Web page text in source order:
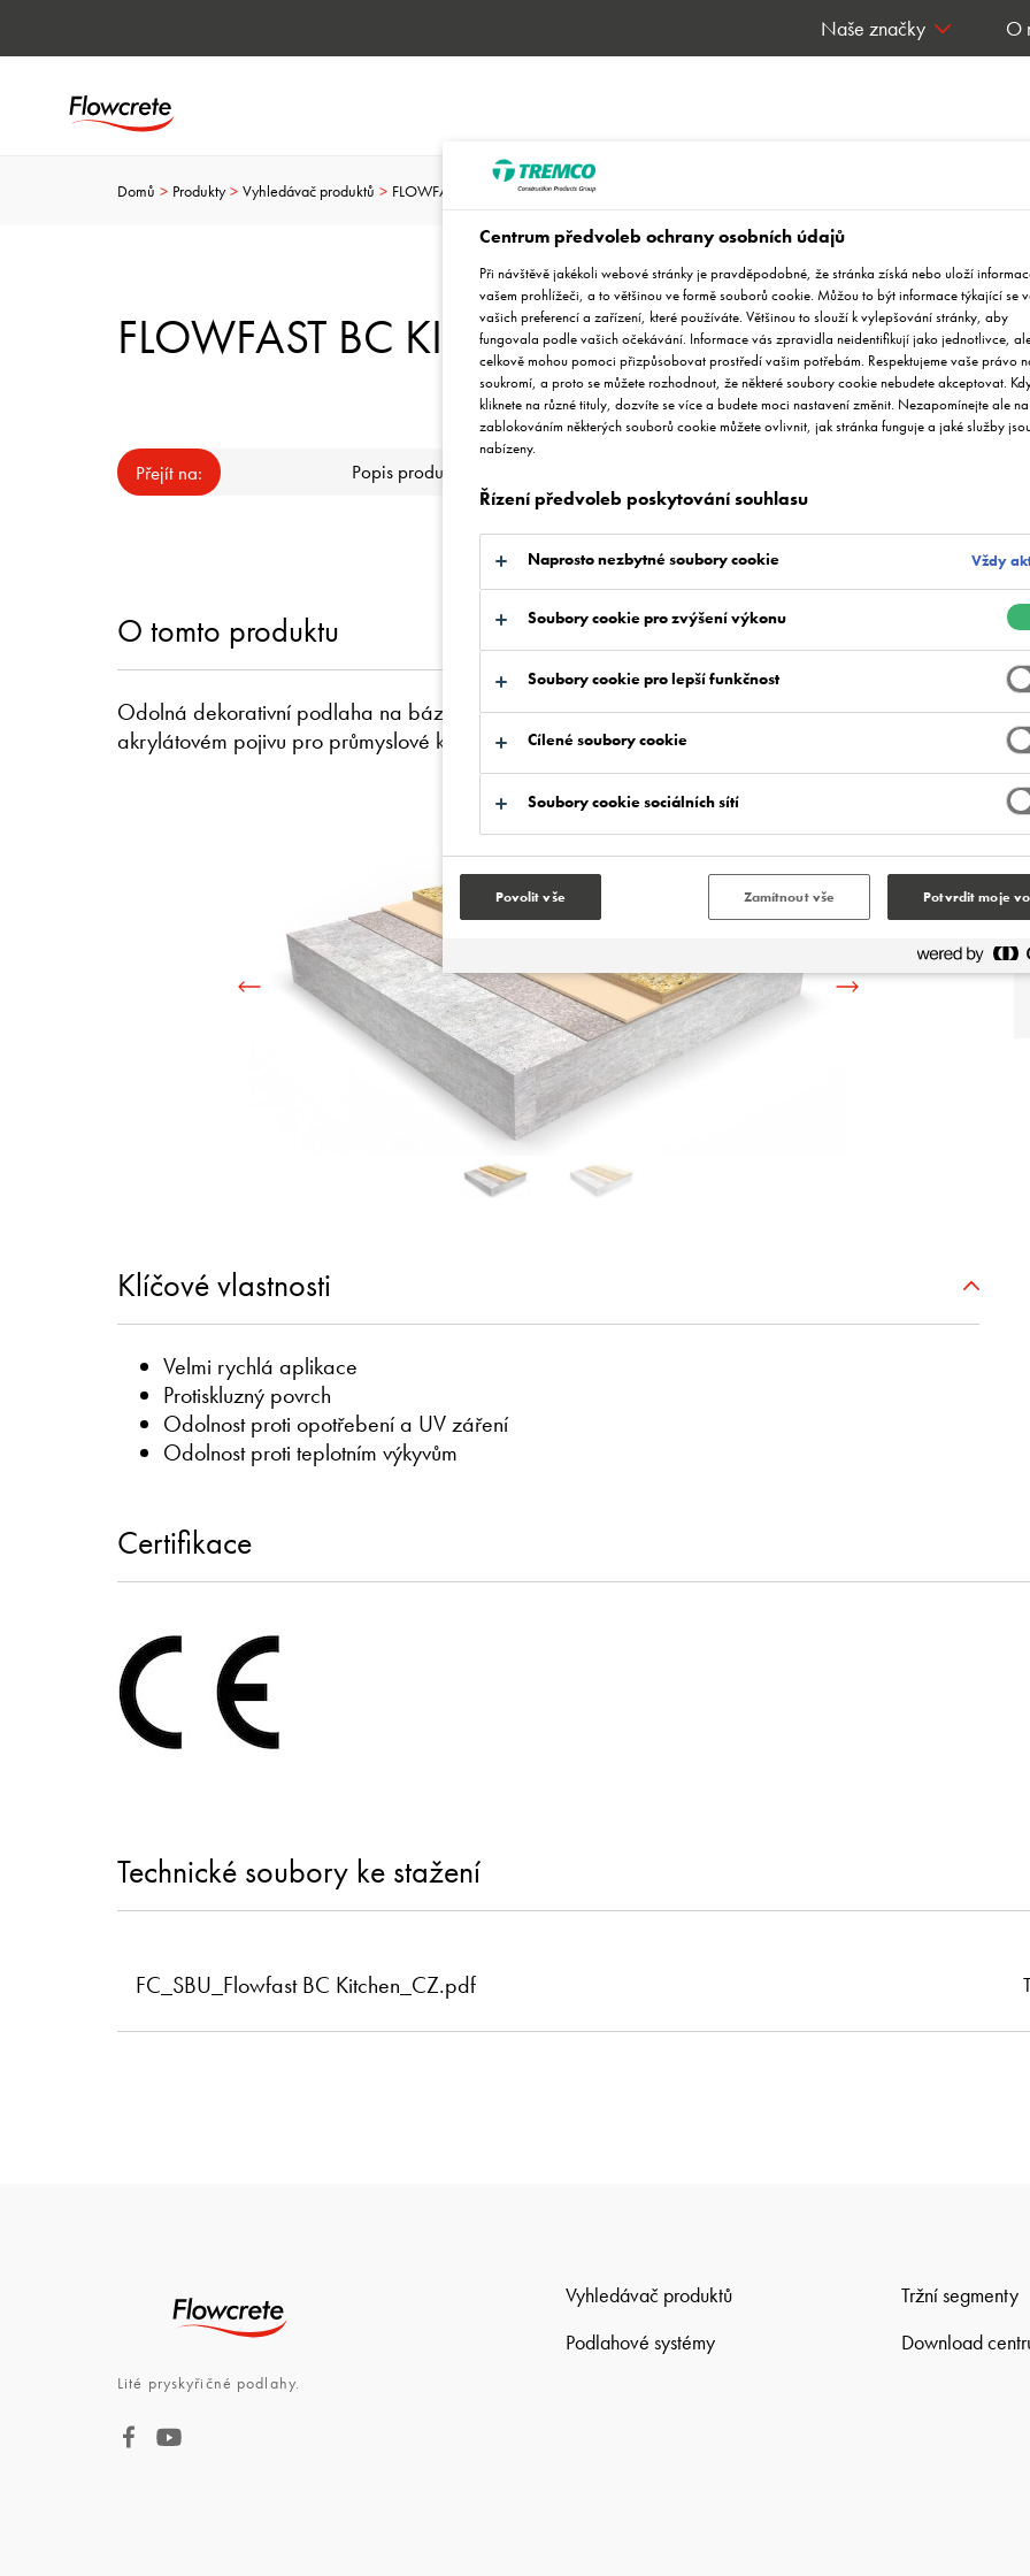
O
Naše značky
FLOWFAST BC KITCHEN (6 - 8 mm)
Domů Produkty Vyhledávač produktů FLOWFAST BC KITCHEN (6 - 8 mm)
Přejít na: Popis produktu
O tomto produktu
Odolná dekorativní podlaha na bázi MMA z barevných křemičitých granulí obalených v čirém
akrylátovém pojivu pro průmyslové kuchyně.
Klíčové vlastnosti
Velmi rychlá aplikace
Protiskluzný povrch
Odolnost proti opotřebení a UV záření
Odolnost proti teplotním výkyvům
Certifikace
Technické soubory ke stažení
FC_SBU_Flowfast BC Kitchen_CZ.pdf
Lité pryskyřičné podlahy.
Vyhledávač produktů
Podlahové systémy
Tržní segmenty
Download
Centrum předvoleb ochrany osobních údajů
Při návštěvě jakékoli webové stránky je pravděpodobné, že stránka získá nebo uloží
vašem prohlížeči, a to většinou ve formě souborů cookie. Můžou to být informace týkající se
vašich preferencí a zařízení, které používáte. Většinou to slouží k vylepšování stránky, aby
fungovala podle vašich očekávání. Informace vás zpravidla neidentifikují jako jednotlivce,
celkově mohou pomoci přizpůsobovat prostředí vašim potřebám. Respektujeme vaše právo
soukromí, a proto se můžete rozhodnout, že některé soubory cookie nebudete akceptovat.
kliknete na různé tituly, dozvíte se více a budete moci nastavení změnit. Nezapomínejte ale
zablokováním některých souborů cookie můžete ovlivnit, jak stránka funguje a jaké služby
nabízeny.
Řízení předvoleb poskytování souhlasu
Naprosto nezbytné soubory cookie Vždy
Soubory cookie pro zvýšení výkonu
Soubory cookie pro lepší funkčnost
Cílené soubory cookie
Soubory cookie sociálních sítí
Povolit vše Zamítnout vše Potvrdit moje